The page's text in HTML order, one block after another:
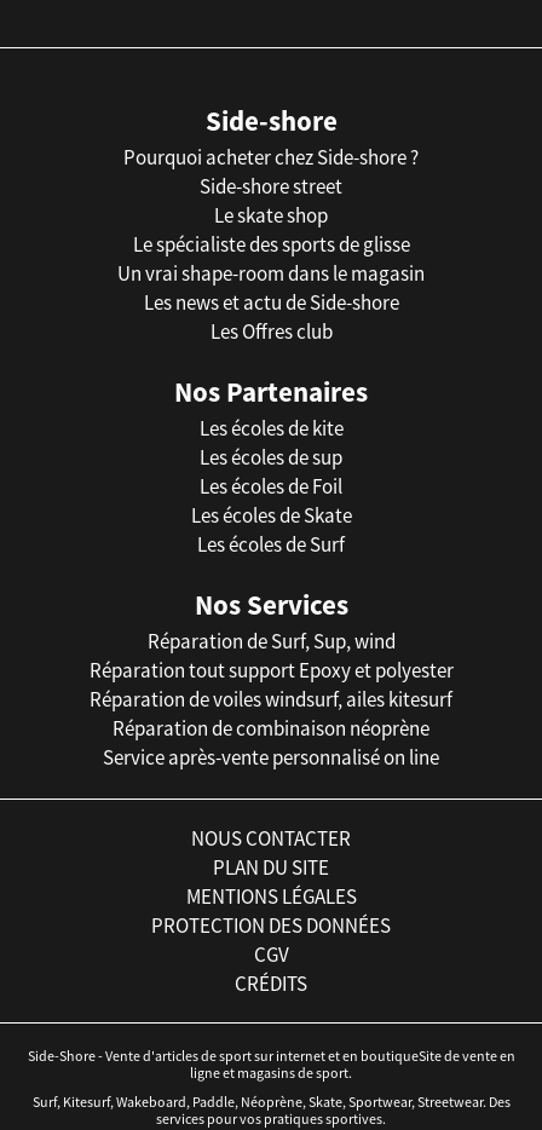
Side-shore
Pourquoi acheter chez Side-shore ?
Side-shore street
Le skate shop
Le spécialiste des sports de glisse
Un vrai shape-room dans le magasin
Les news et actu de Side-shore
Les Offres club
Nos Partenaires
Les écoles de kite
Les écoles de sup
Les écoles de Foil
Les écoles de Skate
Les écoles de Surf
Nos Services
Réparation de Surf, Sup, wind
Réparation tout support Epoxy et polyester
Réparation de voiles windsurf, ailes kitesurf
Réparation de combinaison néoprène
Service après-vente personnalisé on line
NOUS CONTACTER
PLAN DU SITE
MENTIONS LÉGALES
PROTECTION DES DONNÉES
CGV
CRÉDITS
Side-Shore - Vente d'articles de sport sur internet et en boutiqueSite de vente en
ligne et magasins de sport.
Surf, Kitesurf, Wakeboard, Paddle, Néoprène, Skate, Sportwear, Streetwear. Des
services pour vos pratiques sportives.